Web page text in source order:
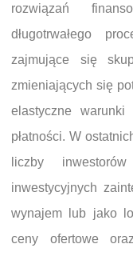
rozwiązań
długotrwałego
zajmujące się
zmieniających się
elastyczne warunki
płatności. W
liczby
inwestycyjnych
wynajem lub jako
ceny ofertowe